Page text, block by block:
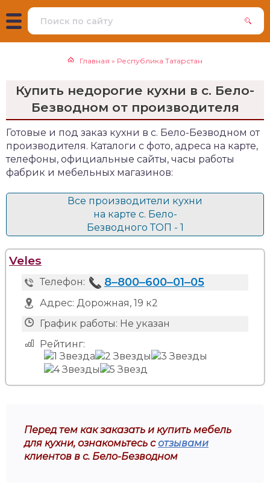
Главная » Республика Татарстан
Купить недорогие кухни в с. Бело-
Безводном от производителя
Готовые и под заказ кухни в с. Бело-Безводном от
производителя. Каталоги с фото, адреса на карте,
телефоны, официальные сайты, часы работы
фабрик и мебельных магазинов:
Все производители кухни
на карте с. Бело-
Безводного ТОП - 1
Veles
Телефон: 8‒800‒600‒01‒05
Адрес: Дорожная, 19 к2
График работы: Не указан
Рейтинг:
Перед тем как заказать и купить мебель
для кухни, ознакомьтесь сотзывами
клиентов в с. Бело-Безводном